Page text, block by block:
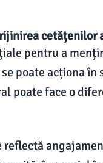
cetățenilor
pentru a
poate acționa
poate face o